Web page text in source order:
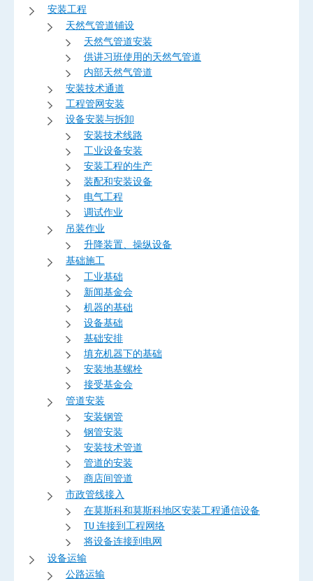
安装工程
天然气管道铺设
天然气管道安装
供讲习班使用的天然气管道
内部天然气管道
安装技术通道
工程管网安装
设备安装与拆卸
安装技术线路
工业设备安装
安装工程的生产
装配和安装设备
电气工程
调试作业
吊装作业
升降装置、操纵设备
基础施工
工业基础
新闻基金会
机器的基础
设备基础
基础安排
填充机器下的基础
安装地基螺栓
接受基金会
管道安装
安装钢管
钢管安装
安装技术管道
管道的安装
商店间管道
市政管线接入
在莫斯科和莫斯科地区安装工程通信设备
TU 连接到工程网络
将设备连接到电网
设备运输
公路运输